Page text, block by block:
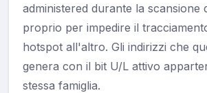
administered durante la scansione
proprio per impedire il
hotspot all'altro. Gli indirizzi che
genera con il bit U/L attivo
stessa famiglia.